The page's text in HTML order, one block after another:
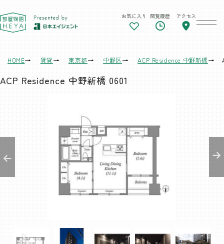
東京 部屋物語 お気に入り 閲覧履歴 アクセス
HOME 賃貸 東京都 中野区 ACP Residence 中野新橋
ACP Residence 中野新橋 0601